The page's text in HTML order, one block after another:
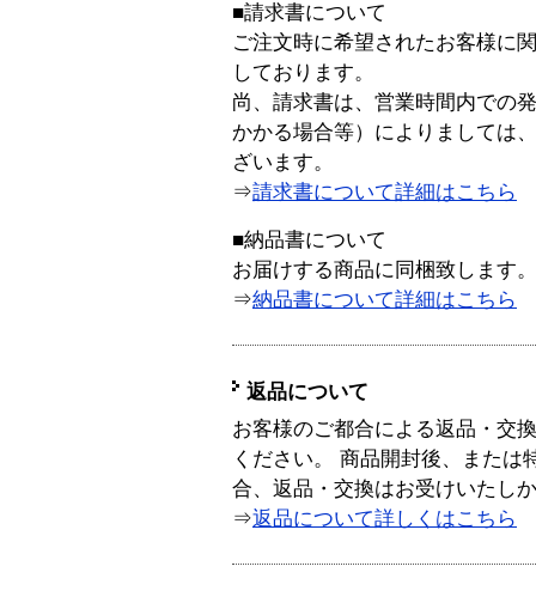
■請求書について
ご注文時に希望されたお客様に
しております。
尚、請求書は、営業時間内での
かかる場合等）によりましては
ざいます。
⇒請求書について詳細はこちら
■納品書について
お届けする商品に同梱致します。
⇒納品書について詳細はこちら
返品について
お客様のご都合による返品・交
ください。 商品開封後、または
合、返品・交換はお受けいたし
⇒返品について詳しくはこちら